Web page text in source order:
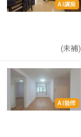
AI講房
(未補)
AI裝修